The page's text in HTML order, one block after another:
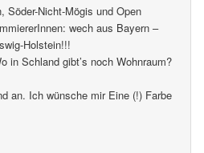
Söder-Nicht-Mögis und Open
wech aus Bayern –
Holstein!!!
in Schland gibt’s noch Wohnraum?
an. Ich wünsche mir Eine (!) Farbe